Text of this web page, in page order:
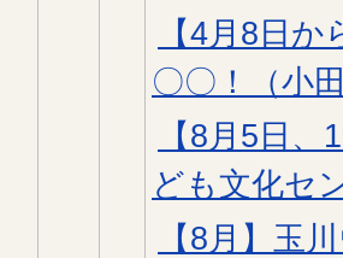
【4月8日
〇〇！（小
【8月5日
ども文化セ
【8月】玉